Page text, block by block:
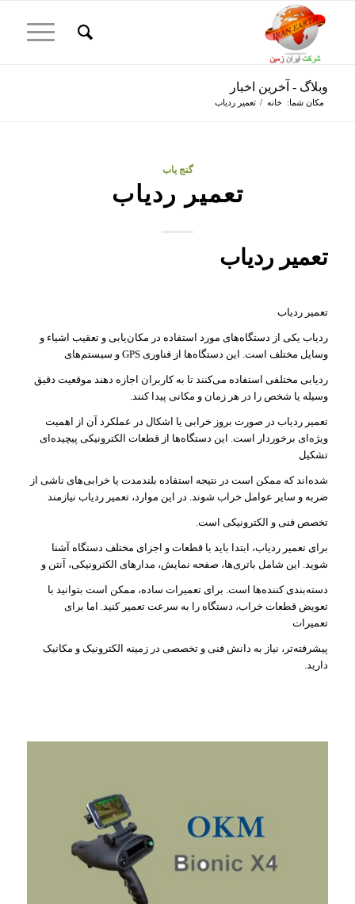
وبلاگ - آخرین اخبار
مکان شما: خانه / تعمیر ردیاب
گنج یاب
تعمیر ردیاب
تعمیر ردیاب
تعمیر ردیاب
ردیاب یکی از دستگاه‌های مورد استفاده در مکان‌یابی و تعقیب اشیاء و
وسایل مختلف است. این دستگاه‌ها از فناوری GPS و سیستم‌های
ردیابی مختلفی استفاده می‌کنند تا به کاربران اجازه دهند موقعیت دقیق
وسیله یا شخص را در هر زمان و مکانی پیدا کنند.
تعمیر ردیاب در صورت بروز خرابی یا اشکال در عملکرد آن از اهمیت
ویژه‌ای برخوردار است. این دستگاه‌ها از قطعات الکترونیکی پیچیده‌ای
تشکیل
شده‌اند که ممکن است در نتیجه استفاده بلندمدت یا خرابی‌های ناشی از
ضربه و سایر عوامل خراب شوند. در این موارد، تعمیر ردیاب نیازمند
تخصص فنی و الکترونیکی است.
برای تعمیر ردیاب، ابتدا باید با قطعات و اجزای مختلف دستگاه آشنا
شوید. این شامل باتری‌ها، صفحه نمایش، مدارهای الکترونیکی، آنتن و
دسته‌بندی کننده‌ها است. برای تعمیرات ساده، ممکن است بتوانید با
تعویض قطعات خراب، دستگاه را به سرعت تعمیر کنید. اما برای
تعمیرات
پیشرفته‌تر، نیاز به دانش فنی و تخصصی در زمینه الکترونیک و مکانیک
دارید.